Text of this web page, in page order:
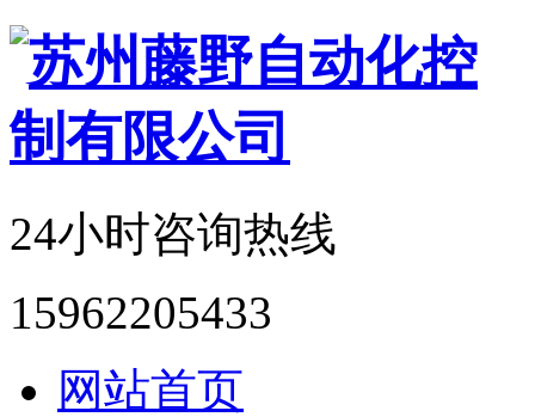
24小时咨询热线
15962205433
网站首页